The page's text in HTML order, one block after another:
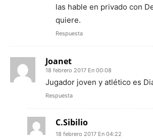
las hable en privado con
quiere.
Respuesta
Joanet
18 febrero 2017 En 00:08
Jugador joven y atlético es
Respuesta
C.Sibilio
18 febrero 2017 En 04:22